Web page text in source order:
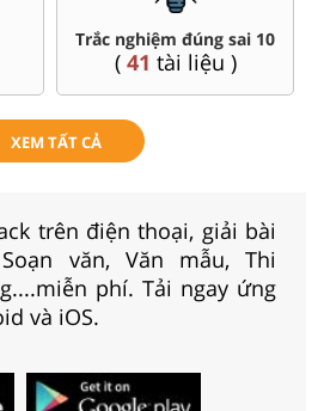
Trắc nghiệm đúng sai 10
( 41 tài liệu )
XEM TẤT CẢ
trên điện thoại, giải bài
văn, Văn mẫu, Thi
phí. Tải ngay ứng
và iOS.